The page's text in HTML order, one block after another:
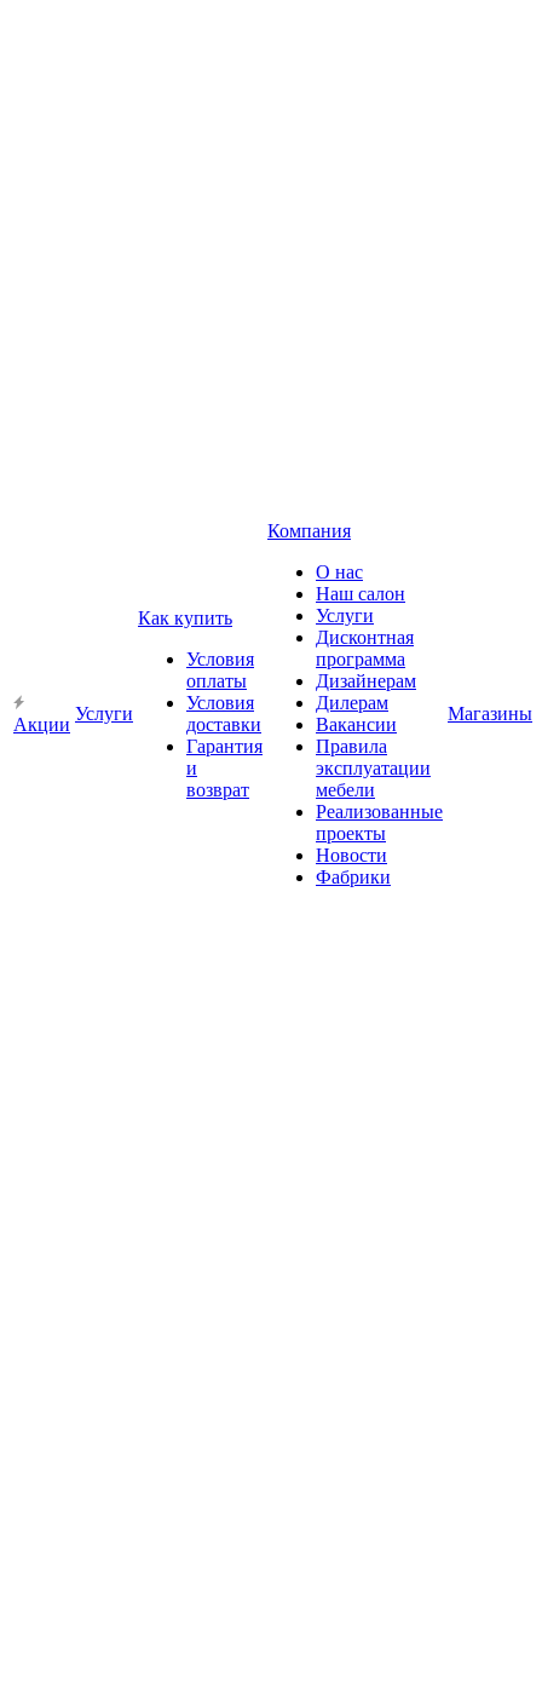
Акции
Услуги
Как купить
Условия
оплаты
Условия
доставки
Гарантия
и
возврат
Компания
О нас
Наш салон
Услуги
Дисконтная
программа
Дизайнерам
Дилерам
Вакансии
Правила
эксплуатации
мебели
Реализованные
проекты
Новости
Фабрики
Магазины